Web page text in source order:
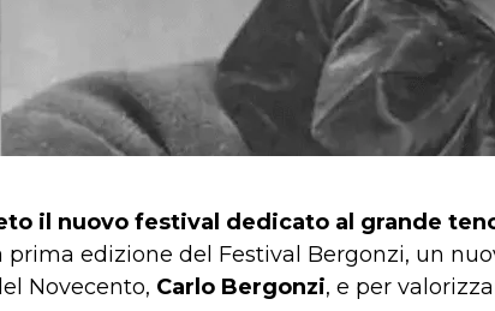
il nuovo festival dedicato al grande
prima edizione del Festival Bergonzi, un
Novecento, Carlo Bergonzi, e per